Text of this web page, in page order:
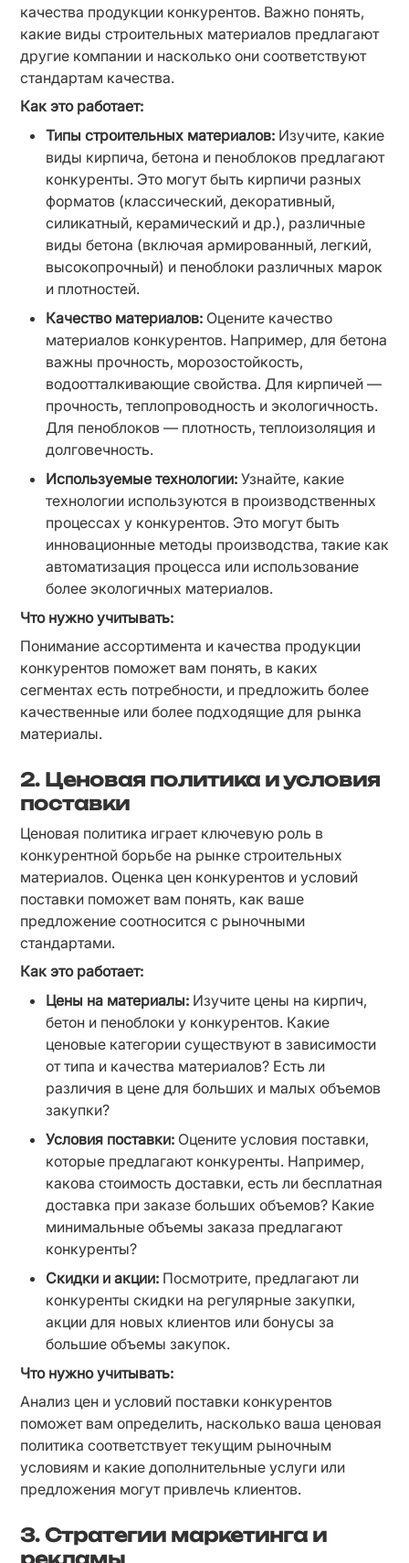
качества продукции конкурентов. Важно понять,
какие виды строительных материалов предлагают
другие компании и насколько они соответствуют
стандартам качества.
Как это работает:
Типы строительных материалов: Изучите, какие
виды кирпича, бетона и пеноблоков предлагают
конкуренты. Это могут быть кирпичи разных
форматов (классический, декоративный,
силикатный, керамический и др.), различные
виды бетона (включая армированный, легкий,
высокопрочный) и пеноблоки различных марок
и плотностей.
Качество материалов: Оцените качество
материалов конкурентов. Например, для бетона
важны прочность, морозостойкость,
водоотталкивающие свойства. Для кирпичей —
прочность, теплопроводность и экологичность.
Для пеноблоков — плотность, теплоизоляция и
долговечность.
Используемые технологии: Узнайте, какие
технологии используются в производственных
процессах у конкурентов. Это могут быть
инновационные методы производства, такие как
автоматизация процесса или использование
более экологичных материалов.
Что нужно учитывать:
Понимание ассортимента и качества продукции
конкурентов поможет вам понять, в каких
сегментах есть потребности, и предложить более
качественные или более подходящие для рынка
материалы.
2. Ценовая политика и условия
поставки
Ценовая политика играет ключевую роль в
конкурентной борьбе на рынке строительных
материалов. Оценка цен конкурентов и условий
поставки поможет вам понять, как ваше
предложение соотносится с рыночными
стандартами.
Как это работает:
Цены на материалы: Изучите цены на кирпич,
бетон и пеноблоки у конкурентов. Какие
ценовые категории существуют в зависимости
от типа и качества материалов? Есть ли
различия в цене для больших и малых объемов
закупки?
Условия поставки: Оцените условия поставки,
которые предлагают конкуренты. Например,
какова стоимость доставки, есть ли бесплатная
доставка при заказе больших объемов? Какие
минимальные объемы заказа предлагают
конкуренты?
Скидки и акции: Посмотрите, предлагают ли
конкуренты скидки на регулярные закупки,
акции для новых клиентов или бонусы за
большие объемы закупок.
Что нужно учитывать:
Анализ цен и условий поставки конкурентов
поможет вам определить, насколько ваша ценовая
политика соответствует текущим рыночным
условиям и какие дополнительные услуги или
предложения могут привлечь клиентов.
3. Стратегии маркетинга и